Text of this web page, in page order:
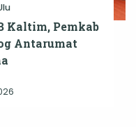
Kaltim, Pemkab
Antarumat